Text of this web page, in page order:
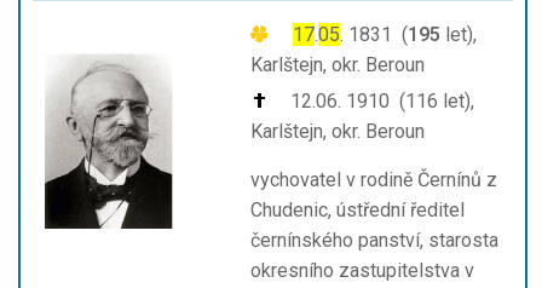
17.05. 1831 (195 let),
Karlštejn, okr. Beroun
12.06. 1910 (116 let),
Karlštejn, okr. Beroun
vychovatel v rodině Černínů z
Chudenic, ústřední ředitel
černínského panství, starosta
okresního zastupitelstva v